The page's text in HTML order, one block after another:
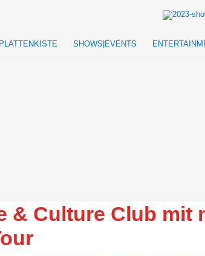
PLATTENKISTE
SHOWS|EVENTS
& Culture Club mit